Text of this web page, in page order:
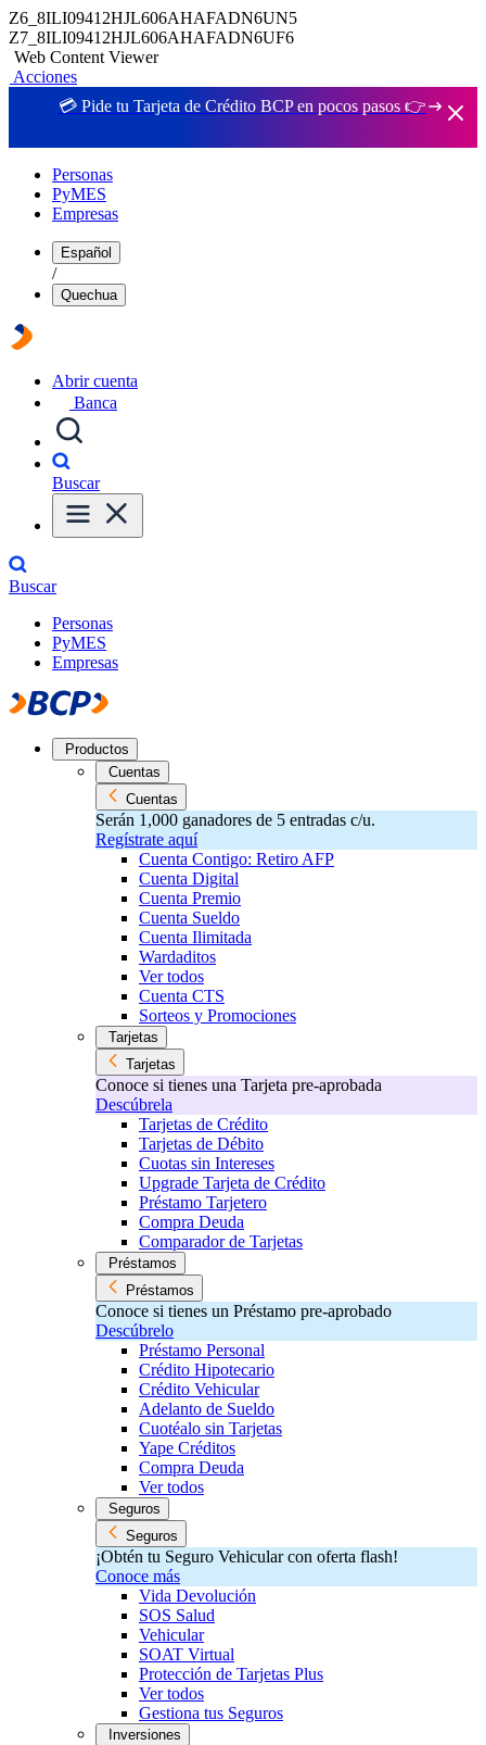
Z6_8ILI09412HJL606AHAFADN6UN5
Z7_8ILI09412HJL606AHAFADN6UF6
Web Content Viewer
Acciones
💳 Pide tu Tarjeta de Crédito BCP en pocos pasos 👉
Personas
PyMES
Empresas
Español
/
Quechua
Abrir cuenta
Banca
Buscar
Buscar
Personas
PyMES
Empresas
Productos
Cuentas
Cuentas
Serán 1,000 ganadores de 5 entradas c/u.
Regístrate aquí
Cuenta Contigo: Retiro AFP
Cuenta Digital
Cuenta Premio
Cuenta Sueldo
Cuenta Ilimitada
Wardaditos
Ver todos
Cuenta CTS
Sorteos y Promociones
Tarjetas
Tarjetas
Conoce si tienes una Tarjeta pre-aprobada
Descúbrela
Tarjetas de Crédito
Tarjetas de Débito
Cuotas sin Intereses
Upgrade Tarjeta de Crédito
Préstamo Tarjetero
Compra Deuda
Comparador de Tarjetas
Préstamos
Préstamos
Conoce si tienes un Préstamo pre-aprobado
Descúbrelo
Préstamo Personal
Crédito Hipotecario
Crédito Vehicular
Adelanto de Sueldo
Cuotéalo sin Tarjetas
Yape Créditos
Compra Deuda
Ver todos
Seguros
Seguros
¡Obtén tu Seguro Vehicular con oferta flash!
Conoce más
Vida Devolución
SOS Salud
Vehicular
SOAT Virtual
Protección de Tarjetas Plus
Ver todos
Gestiona tus Seguros
Inversiones